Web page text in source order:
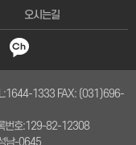
오시는길
1333 FAX: (031)696-
번호:129-82-12308
남-0645